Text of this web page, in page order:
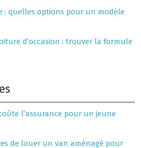
: quelles options pour un modèle
d’occasion : trouver la formule
l’assurance pour un jeune
de louer un van aménagé pour